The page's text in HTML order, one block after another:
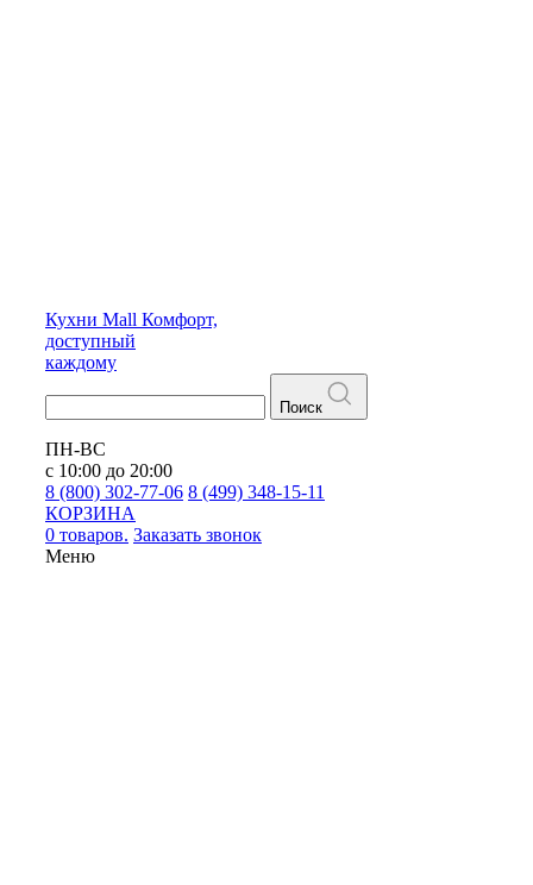
Кухни Mall Комфорт,
доступный
каждому
Поиск
ПН-ВС
с 10:00 до 20:00
8 (800) 302-77-06 8 (499) 348-15-11
КОРЗИНА
0 товаров. Заказать звонок
Меню